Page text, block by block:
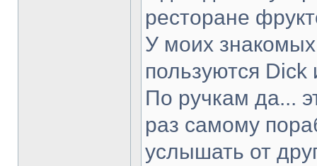
ресторане
У моих
пользуются Dick
По ручкам да...
раз самому
услышать от